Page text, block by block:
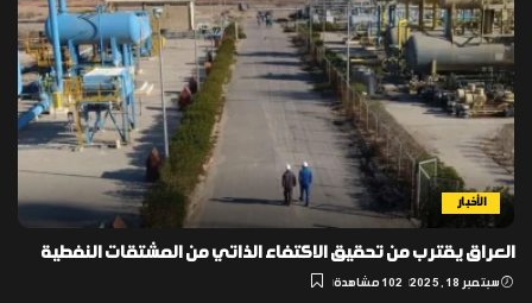
الأخبار
العراق يقترب من تحقيق الاكتفاء الذاتي من المشتقات النفطية
سبتمبر 18, 2025 102 مشاهدة